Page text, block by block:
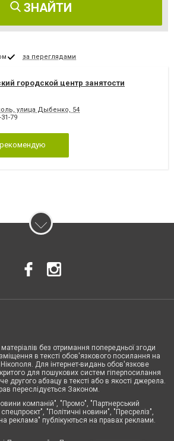
ЗНАЙТИ
за переглядами
городской центр занятости
улица Дыбенко, 54
79
без отримання попередньої згоди
в тексті обов'язкового посилання на
Для інтернет-видань обов'язкове
для пошукових систем гіперпосилання
другого абзацу в тексті або в якості джерела.
переслідується Законом.
компаній", "Промо", "Партнерський
"Політичні новини", "Пресреліз",
реклама" публікуються на правах реклами.